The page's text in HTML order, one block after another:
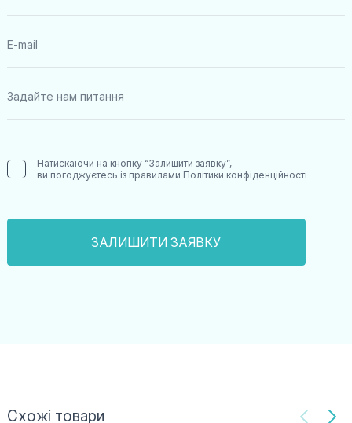
Натискаючи на кнопку “Залишити заявку”,
ви погоджуєтесь із правилами Політики конфіденційності
Схожі товари